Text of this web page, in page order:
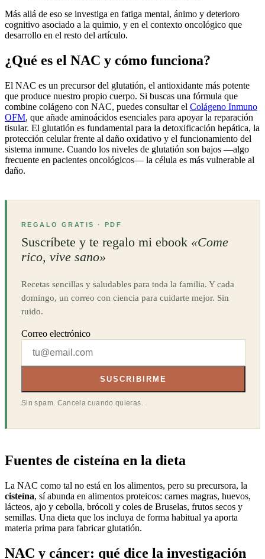
Más allá de eso se investiga en fatiga mental, ánimo y deterioro
cognitivo asociado a la quimio, y en el contexto oncológico que
desarrollo en el resto del artículo.
¿Qué es el NAC y cómo funciona?
El NAC es un precursor del glutatión, el antioxidante más potente
que produce nuestro propio cuerpo. Si buscas una fórmula que
combine colágeno con NAC, puedes consultar el Colágeno Inmuno
OFM, que añade aminoácidos esenciales para apoyar la reparación
tisular. El glutatión es fundamental para la detoxificación hepática, la
protección celular frente al daño oxidativo y el funcionamiento del
sistema inmune. Cuando los niveles de glutatión son bajos —algo
frecuente en pacientes oncológicos— la célula es más vulnerable al
daño.
REGALO GRATIS · PDF
Suscríbete y te regalo mi ebook «Come
rico, vive sano»
Recetas sencillas y saludables para toda la familia. Y cada
domingo, un correo con ciencia para cuidarte mejor. Sin
ruido.
Correo electrónico
SUSCRIBIRME
Sin spam. Cancela cuando quieras.
Fuentes de cisteína en la dieta
La NAC como tal no está en los alimentos, pero su precursora, la
cisteína, sí abunda en alimentos proteicos: carnes magras, huevos,
lácteos, ajo y cebolla, brócoli y coles de Bruselas, frutos secos y
semillas. Una dieta que los incluya de forma habitual ya aporta
materia prima para fabricar glutatión.
NAC y cáncer: qué dice la investigación